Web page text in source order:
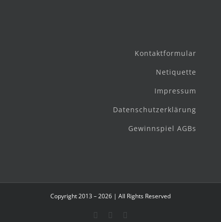
Kontaktformular
Netiquette
Impressum
Datenschutzerklärung
Gewinnspiel AGBs
Copyright 2013 – 2026 | All Rights Reserved
FacebookInstagram